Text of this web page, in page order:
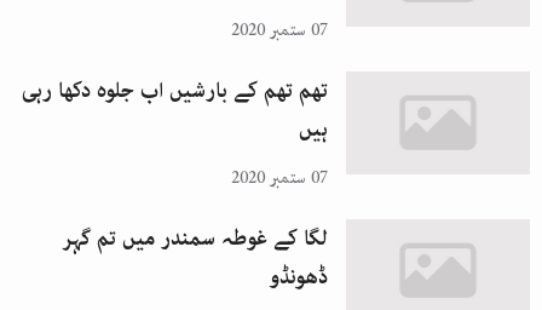
07 ستمبر 2020
تھم تھم کے بارشیں اب جلوہ دکھا رہی
ہیں
07 ستمبر 2020
لگا کے غوطہ سمندر میں تم گہر
ڈھونڈو